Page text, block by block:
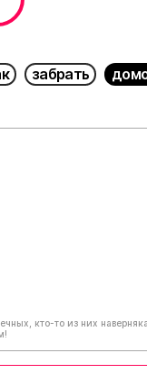
забрать
кто-то из них